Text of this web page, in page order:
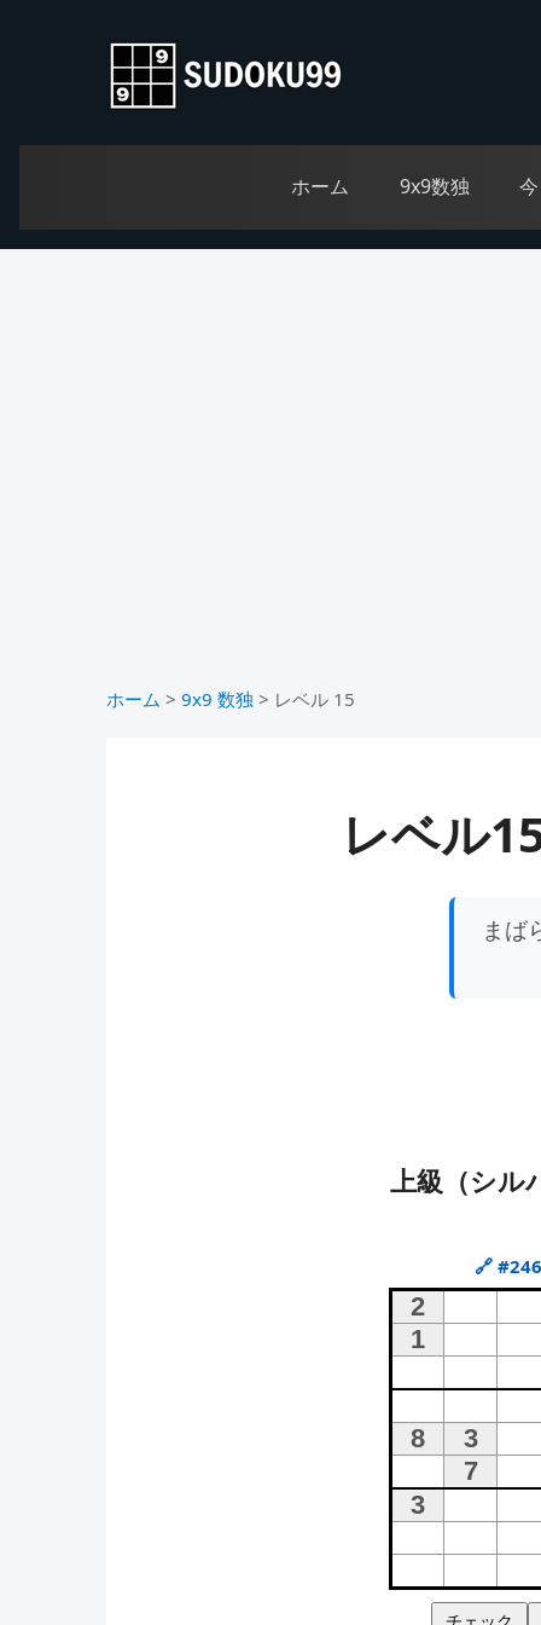
ホーム 9x9数独
ホーム > 9x9 数独 > レベル 15
レベル
まば
上級（シル
🔗
チェック